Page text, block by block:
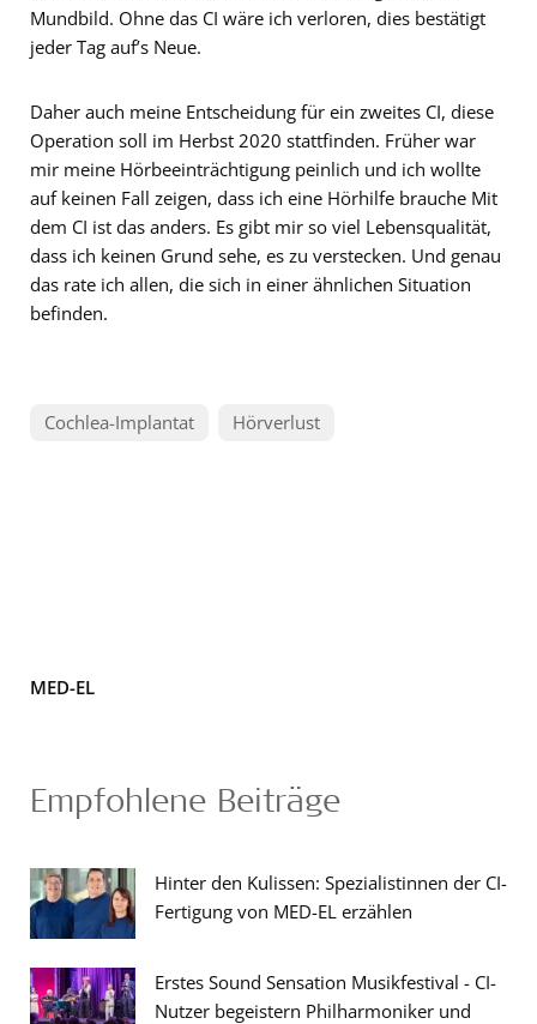
Mundbild. Ohne das CI wäre ich verloren, dies bestätigt
jeder Tag auf’s Neue.
Daher auch meine Entscheidung für ein zweites CI, diese
Operation soll im Herbst 2020 stattfinden. Früher war
mir meine Hörbeeinträchtigung peinlich und ich wollte
auf keinen Fall zeigen, dass ich eine Hörhilfe brauche Mit
dem CI ist das anders. Es gibt mir so viel Lebensqualität,
dass ich keinen Grund sehe, es zu verstecken. Und genau
das rate ich allen, die sich in einer ähnlichen Situation
befinden.
Cochlea-Implantat Hörverlust
MED-EL
Empfohlene Beiträge
Hinter den Kulissen: Spezialistinnen der CI-
Fertigung von MED-EL erzählen
Erstes Sound Sensation Musikfestival - CI-
Nutzer begeistern Philharmoniker und